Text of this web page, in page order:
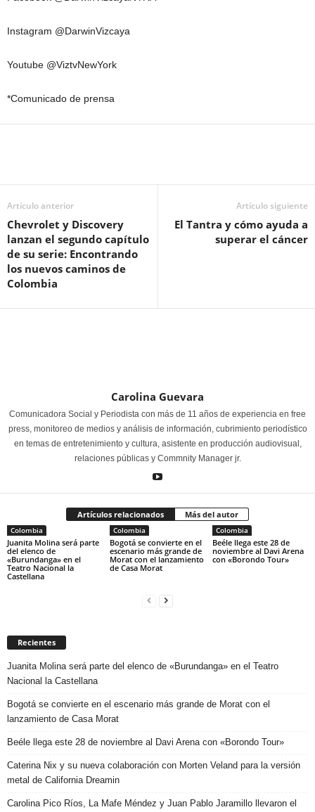
Instagram @DarwinVizcaya
Youtube @ViztvNewYork
*Comunicado de prensa
Artículo anterior
Chevrolet y Discovery
lanzan el segundo capítulo
de su serie: Encontrando
los nuevos caminos de
Colombia
Artículo siguiente
El Tantra y cómo ayuda a
superar el cáncer
Carolina Guevara
Comunicadora Social y Periodista con más de 11 años de experiencia en free
press, monitoreo de medios y análisis de información, cubrimiento periodístico
en temas de entretenimiento y cultura, asistente en producción audiovisual,
relaciones públicas y Commnity Manager jr.
Artículos relacionados Más del autor
Colombia
Juanita Molina será parte
del elenco de
«Burundanga» en el
Teatro Nacional la
Castellana
Colombia
Bogotá se convierte en el
escenario más grande de
Morat con el lanzamiento
de Casa Morat
Colombia
Beéle llega este 28 de
noviembre al Davi Arena
con «Borondo Tour»
Recientes
Juanita Molina será parte del elenco de «Burundanga» en el Teatro
Nacional la Castellana
Bogotá se convierte en el escenario más grande de Morat con el
lanzamiento de Casa Morat
Beéle llega este 28 de noviembre al Davi Arena con «Borondo Tour»
Caterina Nix y su nueva colaboración con Morten Veland para la versión
metal de California Dreamin
Carolina Pico Ríos, La Mafe Méndez y Juan Pablo Jaramillo llevaron el